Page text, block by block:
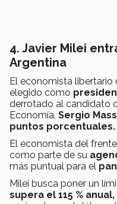
4. Javier Milei
Argentina
El economista libertario
elegido como
derrotado al candidato
Economía, Sergio
puntos porcentuales.
El economista del
como parte de su
más puntual para el
Milei busca poner un
supera el 115 % anual,